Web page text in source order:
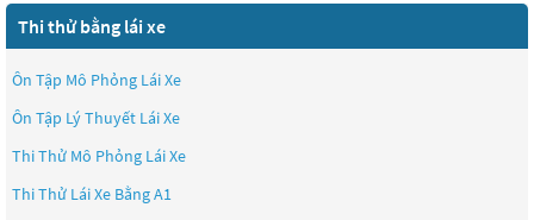
Thi thử bằng lái xe
Ôn Tập Mô Phỏng Lái Xe
Ôn Tập Lý Thuyết Lái Xe
Thi Thử Mô Phỏng Lái Xe
Thi Thử Lái Xe Bằng A1